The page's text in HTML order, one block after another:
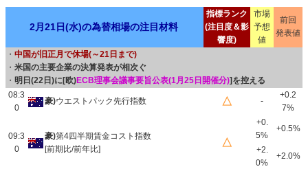
2月21日(水)の為替相場の注目材料
指標ランク
(注目度＆影
響度)
市場
予想
値
前回
発表値
・ 中国が旧正月で休場(～21日まで)
・ 米国の主要企業の決算発表が相次ぐ
・ 明日(22日)に[欧)ECB理事会議事要旨公表(1月25日開催分)]を控える
08:3
0
豪)ウエストパック先行指数 △ -
+0.2
7%
09:3
0
豪)第4四半期賃金コスト指数
[前期比/前年比]
△
+0.
5%
+0.5%
+2.
0%
+2.0%